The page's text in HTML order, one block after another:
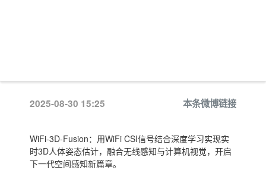
2025-08-30 15:25 本条微博链接
WiFi-3D-Fusion：用WiFi CSI信号结合深度学习实现实
时3D人体姿态估计，融合无线感知与计算机视觉，开启
下一代空间感知新篇章。